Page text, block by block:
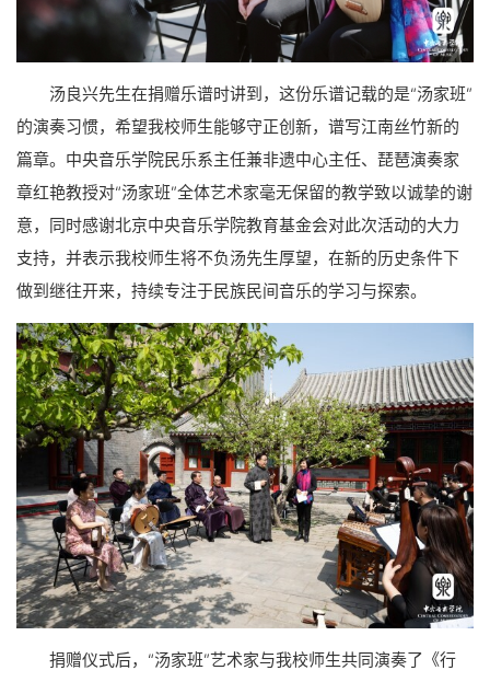
汤良兴先生在捐赠乐谱时讲到，这份乐谱记载的是“汤家班”
的演奏习惯，希望我校师生能够守正创新，谱写江南丝竹新的
篇章。中央音乐学院民乐系主任兼非遗中心主任、琵琶演奏家
章红艳教授对“汤家班”全体艺术家毫无保留的教学致以诚挚的谢
意，同时感谢北京中央音乐学院教育基金会对此次活动的大力
支持，并表示我校师生将不负汤先生厚望，在新的历史条件下
做到继往开来，持续专注于民族民间音乐的学习与探索。
捐赠仪式后，“汤家班”艺术家与我校师生共同演奏了《行